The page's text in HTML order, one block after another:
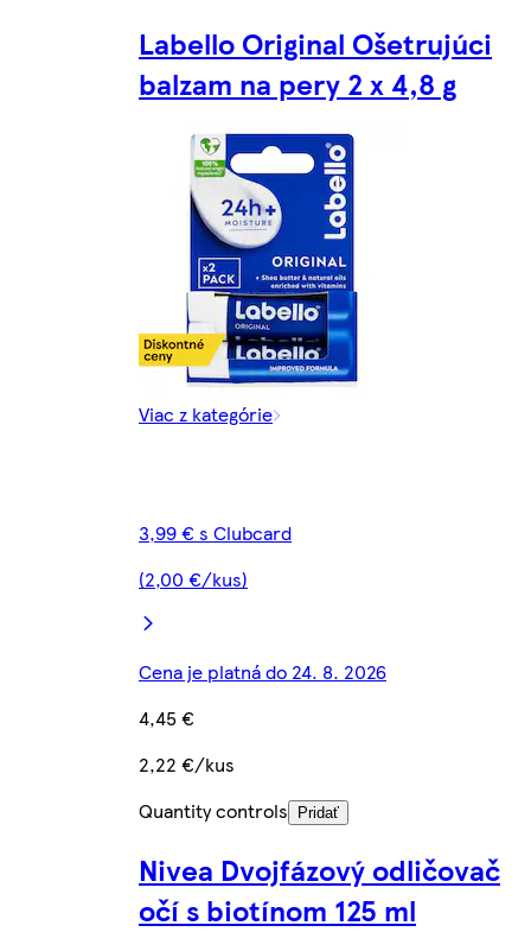
Labello Original Ošetrujúci
balzam na pery 2 x 4,8 g
Viac z kategórie
3,99 € s Clubcard
(2,00 €/kus)
Cena je platná do 24. 8. 2026
4,45 €
2,22 €/kus
Quantity controls
Pridať
Nivea Dvojfázový odličovač
očí s biotínom 125 ml